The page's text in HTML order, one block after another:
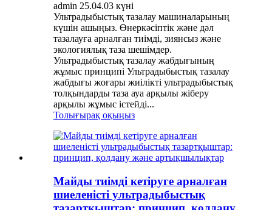
admin 25.04.03 күні
Ультрадыбыстық тазалау машиналарының
күшін ашыңыз. Өнеркәсіптік және дәл
тазалауға арналған тиімді, зиянсыз және
экологиялық таза шешімдер.
Ультрадыбыстық тазалау жабдығының
жұмыс принципі Ультрадыбыстық тазалау
жабдығы жоғары жиілікті ультрадыбыстық
толқындарды таза ауа арқылы жіберу
арқылы жұмыс істейді...
Толығырақ оқыңыз
Майды тиімді кетіруге арналған
шиеленісті ультрадыбыстық